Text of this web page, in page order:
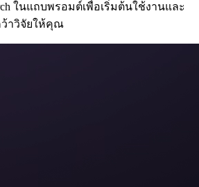
ในแถบพรอมต์เพื่อเริ่มต้นใช้งานและ
ว้าวิจัยให้คุณ